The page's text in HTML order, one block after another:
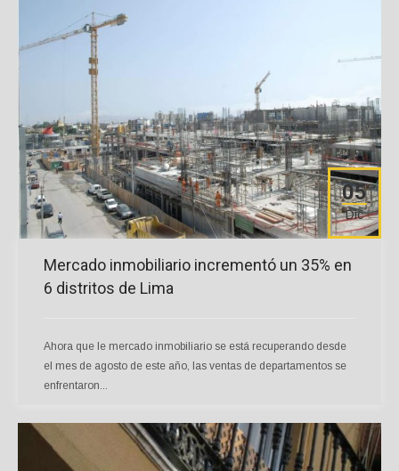
05
Dic
Mercado inmobiliario incrementó un 35% en
6 distritos de Lima
Ahora que le mercado inmobiliario se está recuperando desde
el mes de agosto de este año, las ventas de departamentos se
enfrentaron...